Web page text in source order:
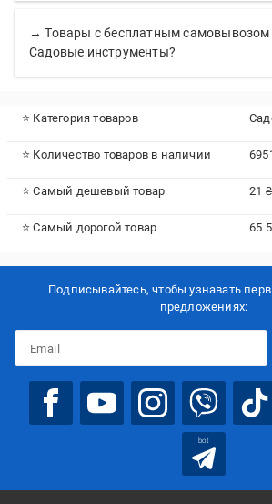
→ Товары с бесплатным самовывозом
Садовые инструменты?
⭐ Категория товаров
⭐ Количество товаров в наличии
⭐ Самый дешевый товар 21 ₴
⭐ Самый дорогой товар 65
Подписывайтесь, чтобы узнавать
предложениях:
bot